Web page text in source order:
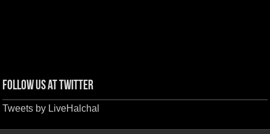
Follow us at Twitter
Tweets by LiveHalchal